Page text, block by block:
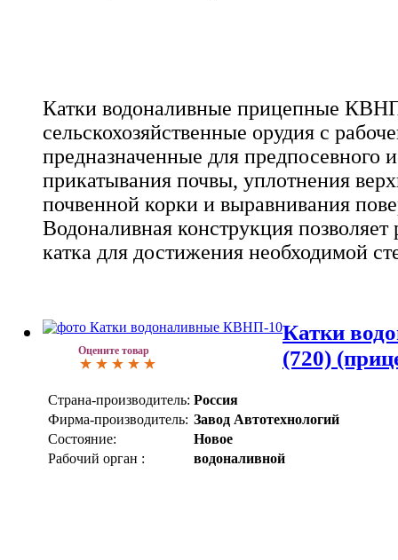
Катки водоналивные прицепные
сельскохозяйственные орудия с
предназначенные для предпосевного
прикатывания почвы, уплотнения
почвенной корки и выравнивания
Водоналивная конструкция позволяет
катка для достижения необходимой
Оцените товар
Катки
(720)
Страна-производитель: Россия
Фирма-производитель: Завод Автотехнологий
Состояние:
Новое
Рабочий орган :
водоналивной